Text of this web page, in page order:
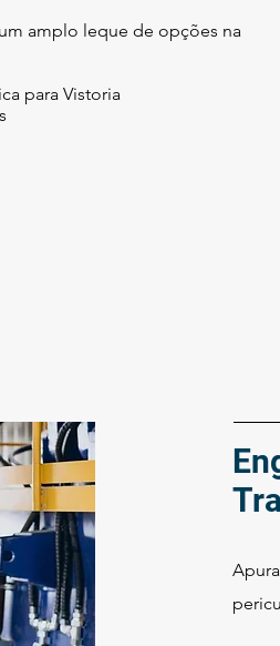
amplo leque de opções na
para Vistoria